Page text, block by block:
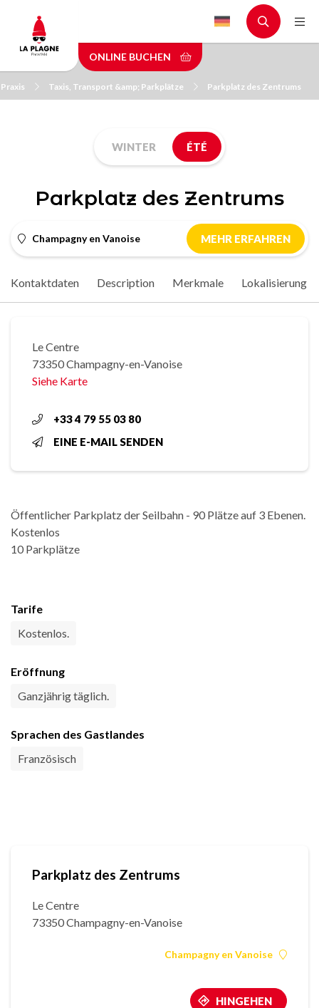
main
content
ONLINE BUCHEN
Praxis Taxis, Transport &amp; Parkplätze Parkplatz des Zentrums
WINTER ÉTÉ
Parkplatz des Zentrums
Champagny en Vanoise MEHR ERFAHREN
Kontaktdaten Description Merkmale Lokalisierung
Le Centre
73350 Champagny-en-Vanoise
Siehe Karte
+33 4 79 55 03 80
EINE E-MAIL SENDEN
Öffentlicher Parkplatz der Seilbahn - 90 Plätze auf 3 Ebenen.
Kostenlos
10 Parkplätze
Tarife
Kostenlos.
Eröffnung
Ganzjährig täglich.
Sprachen des Gastlandes
Französisch
Parkplatz des Zentrums
Le Centre
73350 Champagny-en-Vanoise
Champagny en Vanoise
HINGEHEN